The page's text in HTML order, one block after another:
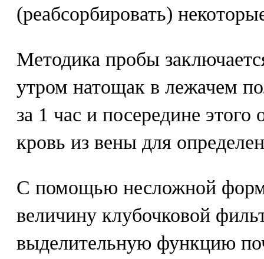
(реабсорбировать)
Методика пробы
утром натощак в лежачем
за 1 час и посередине этого
кровь из вены для
С помощью несложной
величину клубочковой
выделительную функцию